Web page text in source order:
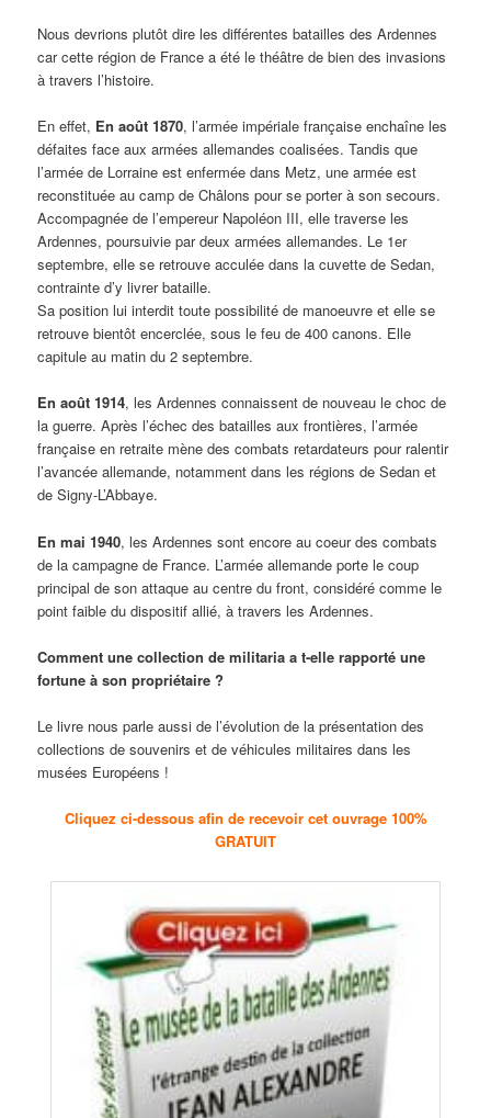
Nous devrions plutôt dire les différentes batailles des Ardennes
car cette région de France a été le théâtre de bien des invasions
à travers l’histoire.
En effet, En août 1870, l’armée impériale française enchaîne les
défaites face aux armées allemandes coalisées. Tandis que
l’armée de Lorraine est enfermée dans Metz, une armée est
reconstituée au camp de Châlons pour se porter à son secours.
Accompagnée de l’empereur Napoléon III, elle traverse les
Ardennes, poursuivie par deux armées allemandes. Le 1er
septembre, elle se retrouve acculée dans la cuvette de Sedan,
contrainte d’y livrer bataille.
Sa position lui interdit toute possibilité de manoeuvre et elle se
retrouve bientôt encerclée, sous le feu de 400 canons. Elle
capitule au matin du 2 septembre.
En août 1914, les Ardennes connaissent de nouveau le choc de
la guerre. Après l’échec des batailles aux frontières, l’armée
française en retraite mène des combats retardateurs pour ralentir
l’avancée allemande, notamment dans les régions de Sedan et
de Signy-L’Abbaye.
En mai 1940, les Ardennes sont encore au coeur des combats
de la campagne de France. L’armée allemande porte le coup
principal de son attaque au centre du front, considéré comme le
point faible du dispositif allié, à travers les Ardennes.
Comment une collection de militaria a t-elle rapporté une
fortune à son propriétaire ?
Le livre nous parle aussi de l’évolution de la présentation des
collections de souvenirs et de véhicules militaires dans les
musées Européens !
Cliquez ci-dessous afin de recevoir cet ouvrage 100%
GRATUIT